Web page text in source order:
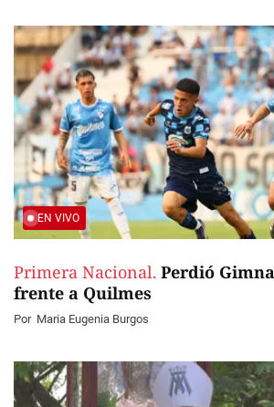
EN VIVO
Primera Nacional. Perdió
frente a Quilmes
Por Maria Eugenia Burgos